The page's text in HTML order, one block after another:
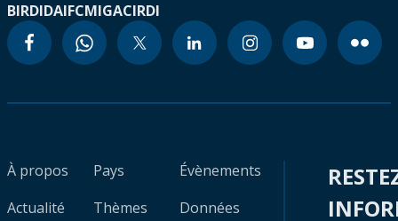
BIRDIDAIFCMIGACIRDI
À propos
Actualité
Pays
Thèmes
Évènements
Données